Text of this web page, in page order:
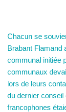
Chacun se
Brabant Flamand
communal initiée
communaux
lors de leurs
du dernier
francophones